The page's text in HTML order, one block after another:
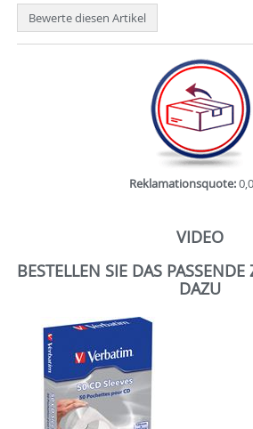
Bewerte diesen Artikel
Reklamationsquote:
VIDEO
BESTELLEN SIE DAS
DAZU